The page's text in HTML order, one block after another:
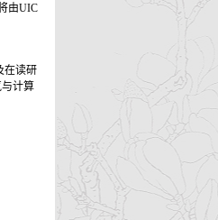
由UIC
在读研
计算